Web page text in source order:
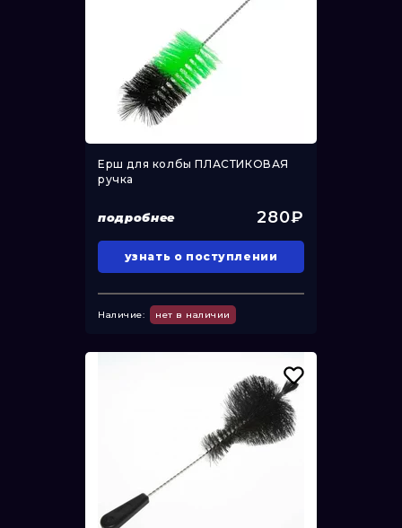
Ерш для колбы ПЛАСТИКОВАЯ
ручка
подробнее 280₽
узнать о поступлении
Наличие: нет в наличии